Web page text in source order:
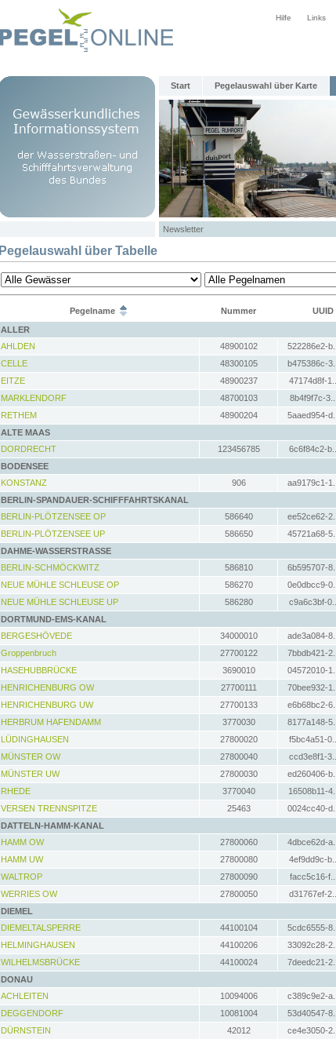
Hilfe Links
Start Pegelauswahl über Karte
Newsletter
Pegelauswahl über Tabelle
Pegelname Nummer UUID
ALLER
AHLDEN
48900102 522286e2-
CELLE
48300105 b475386c-
EITZE
48900237 47174d8f-1...
MARKLENDORF
48700103 8b4f9f7c-3...
RETHEM
48900204 5aaed954-
ALTE MAAS
DORDRECHT
123456785 6c6f84c2-b...
BODENSEE
KONSTANZ
906 aa9179c1-
BERLIN-SPANDAUER-SCHIFFFAHRTSKANAL
BERLIN-PLÖTZENSEE OP
586640 ee52ce62-
BERLIN-PLÖTZENSEE UP
586650 45721a68-
DAHME-WASSERSTRASSE
BERLIN-SCHMÖCKWITZ
586810 6b595707-
NEUE MÜHLE SCHLEUSE OP
586270 0e0dbcc9-
NEUE MÜHLE SCHLEUSE UP
586280 c9a6c3bf-0...
DORTMUND-EMS-KANAL
BERGESHÖVEDE
34000010 ade3a084-
Groppenbruch
27700122 7bbdb421-
HASEHUBBRÜCKE
3690010 04572010-
HENRICHENBURG OW
27700111 70bee932-
HENRICHENBURG UW
27700133 e6b68bc2-
HERBRUM HAFENDAMM
3770030 8177a148-
LÜDINGHAUSEN
27800020 f5bc4a51-0...
MÜNSTER OW
27800040 ccd3e8f1-3...
MÜNSTER UW
27800030 ed260406-
RHEDE
3770040 16508b11-
VERSEN TRENNSPITZE
25463 0024cc40-
DATTELN-HAMM-KANAL
HAMM OW
27800060 4dbce62d-
HAMM UW
27800080 4ef9dd9c-b...
WALTROP
27800090 facc5c16-f...
WERRIES OW
27800050 d31767ef-2...
DIEMEL
DIEMELTALSPERRE
44100104 5cdc6555-
HELMINGHAUSEN
44100206 33092c28-
WILHELMSBRÜCKE
44100024 7deedc21-
DONAU
ACHLEITEN
10094006 c389c9e2-
DEGGENDORF
10081004 53d40547-
DÜRNSTEIN
42012 ce4e3050-